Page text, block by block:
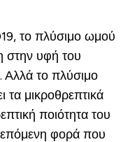
το πλύσιμο ωμού
στην υφή του
Αλλά το πλύσιμο
τα μικροθρεπτικά
ποιότητα του
φορά που